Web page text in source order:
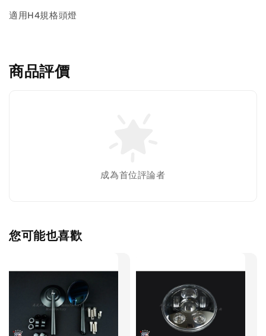
適用H4規格頭燈
商品評價
成為首位評論者
您可能也喜歡